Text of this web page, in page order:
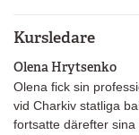
Kursledare
Olena Hrytsenko
Olena fick sin
vid Charkiv statliga
fortsatte därefter sina